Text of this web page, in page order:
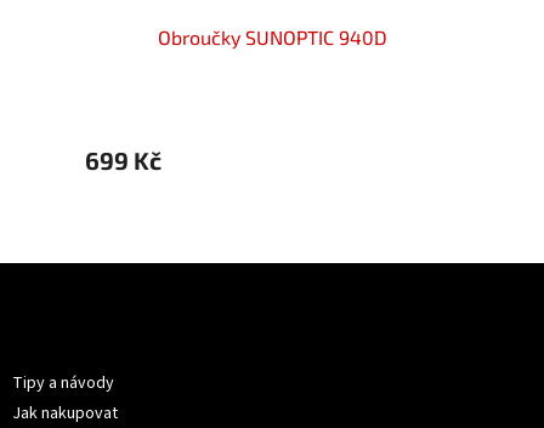
Obroučky SUNOPTIC 940D
699 Kč
Tipy a návody
Jak nakupovat